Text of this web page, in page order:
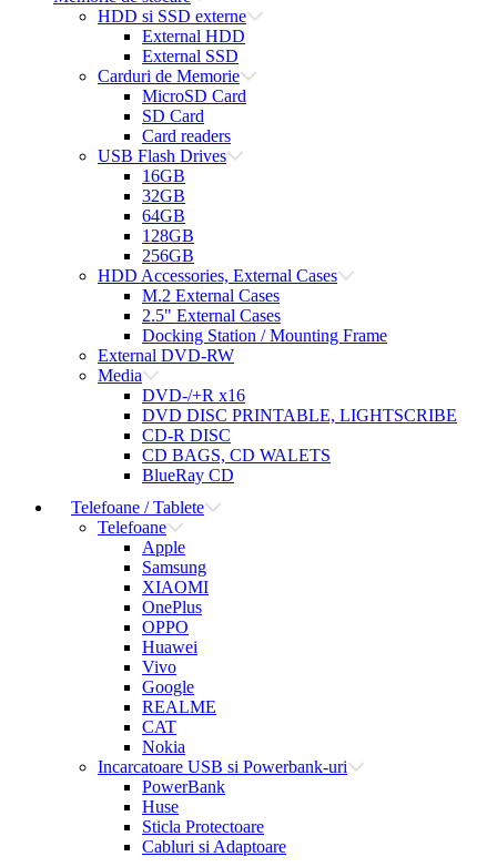
HDD si SSD externe
External HDD
External SSD
Carduri de Memorie
MicroSD Card
SD Card
Card readers
USB Flash Drives
16GB
32GB
64GB
128GB
256GB
HDD Accessories, External Cases
M.2 External Cases
2.5" External Cases
Docking Station / Mounting Frame
External DVD-RW
Media
DVD-/+R x16
DVD DISC PRINTABLE, LIGHTSCRIBE
CD-R DISC
CD BAGS, CD WALETS
BlueRay CD
Telefoane / Tablete
Telefoane
Apple
Samsung
XIAOMI
OnePlus
OPPO
Huawei
Vivo
Google
REALME
CAT
Nokia
Incarcatoare USB si Powerbank-uri
PowerBank
Huse
Sticla Protectoare
Cabluri si Adaptoare